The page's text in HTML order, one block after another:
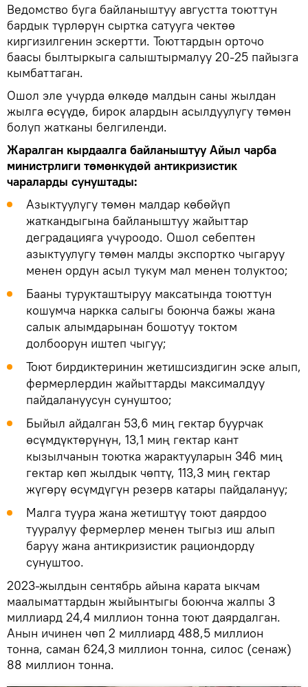
Ведомство буга байланыштуу августта тоюттун
бардык түрлөрүн сыртка сатууга чектөө
киргизилгенин эскертти. Тоюттардын орточо
баасы былтыркыга салыштырмалуу 20-25 пайызга
кымбаттаган.
Ошол эле учурда өлкөдө малдын саны жылдан
жылга өсүүдө, бирок алардын асылдуулугу төмөн
болуп жатканы белгиленди.
Жаралган кырдаалга байланыштуу Айыл чарба
министрлиги төмөнкүдөй антикризистик
чараларды сунуштады:
Азыктуулугу төмөн малдар көбөйүп
жаткандыгына байланыштуу жайыттар
деградацияга учуроодо. Ошол себептен
азыктуулугу төмөн малды экспортко чыгаруу
менен ордун асыл тукум мал менен толуктоо;
Бааны турукташтыруу максатында тоюттун
кошумча наркка салыгы боюнча бажы жана
салык алымдарынан бошотуу токтом
долбоорун иштеп чыгуу;
Тоют бирдиктеринин жетишсиздигин эске алып,
фермерлердин жайыттарды максималдуу
пайдалануусун сунуштоо;
Быйыл айдалган 53,6 миң гектар буурчак
өсүмдүктөрүнүн, 13,1 миң гектар кант
кызылчанын тоютка жарактууларын 346 миң
гектар көп жылдык чөптү, 113,3 миң гектар
жүгөрү өсүмдүгүн резерв катары пайдалануу;
Малга туура жана жетиштүү тоют даярдоо
тууралуу фермерлер менен тыгыз иш алып
баруу жана антикризистик рациондорду
сунуштоо.
2023-жылдын сентябрь айына карата ыкчам
маалыматтардын жыйынтыгы боюнча жалпы 3
миллиард 24,4 миллион тонна тоют даярдалган.
Анын ичинен чөп 2 миллиард 488,5 миллион
тонна, саман 624,3 миллион тонна, силос (сенаж)
88 миллион тонна.